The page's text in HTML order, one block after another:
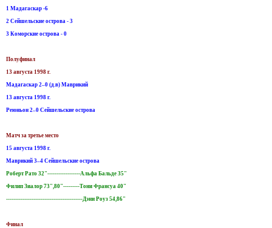
1 Мадагаскар -6
2 Сейшельские острова - 3
3 Коморские острова - 0
Полуфинал
13 августа 1998 г.
Мадагаскар 2–0 (д.в) Маврикий
13 августа 1998 г.
Реюньон 2–0 Сейшельские острова
Матч за третье место
15 августа 1998 г.
Маврикий 3–4 Сейшельские острова
Роберт Рато 32"------------------Альфа Бальде 35"
Филип Зиалор 73",80"---------Тони Франсуа 40"
------------------------------------------Дэни Роуз 54,86"
Финал